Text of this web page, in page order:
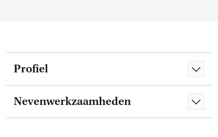
Profiel
Nevenwerkzaamheden